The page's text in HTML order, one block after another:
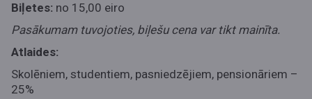
Biļetes: no 15,00 eiro
Pasākumam tuvojoties, biļešu cena var tikt mainīta.
Atlaides:
Skolēniem, studentiem, pasniedzējiem, pensionāriem –
25%